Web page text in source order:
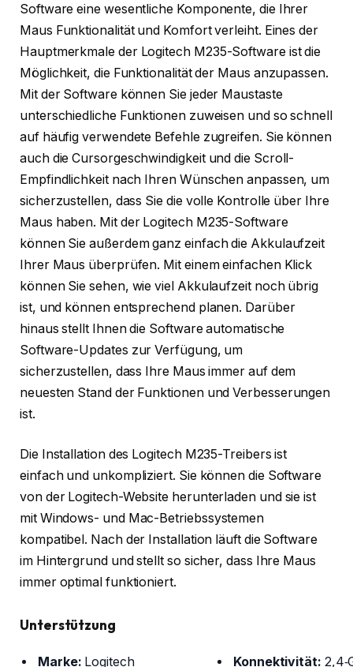
Software eine wesentliche Komponente, die Ihrer
Maus Funktionalität und Komfort verleiht. Eines der
Hauptmerkmale der Logitech M235-Software ist die
Möglichkeit, die Funktionalität der Maus anzupassen.
Mit der Software können Sie jeder Maustaste
unterschiedliche Funktionen zuweisen und so schnell
auf häufig verwendete Befehle zugreifen. Sie können
auch die Cursorgeschwindigkeit und die Scroll-
Empfindlichkeit nach Ihren Wünschen anpassen, um
sicherzustellen, dass Sie die volle Kontrolle über Ihre
Maus haben. Mit der Logitech M235-Software
können Sie außerdem ganz einfach die Akkulaufzeit
Ihrer Maus überprüfen. Mit einem einfachen Klick
können Sie sehen, wie viel Akkulaufzeit noch übrig
ist, und können entsprechend planen. Darüber
hinaus stellt Ihnen die Software automatische
Software-Updates zur Verfügung, um
sicherzustellen, dass Ihre Maus immer auf dem
neuesten Stand der Funktionen und Verbesserungen
ist.
Die Installation des Logitech M235-Treibers ist
einfach und unkompliziert. Sie können die Software
von der Logitech-Website herunterladen und sie ist
mit Windows- und Mac-Betriebssystemen
kompatibel. Nach der Installation läuft die Software
im Hintergrund und stellt so sicher, dass Ihre Maus
immer optimal funktioniert.
Unterstützung
Marke: Logitech
Konnektivität: